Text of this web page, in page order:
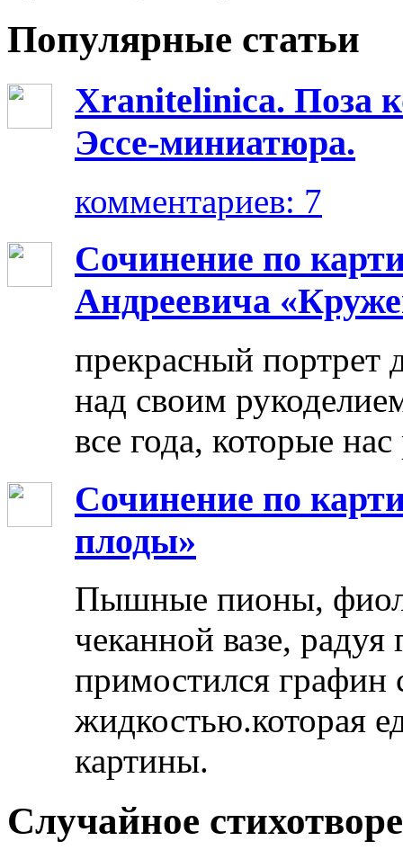
Популярные статьи
Xranitelinica. Поза
Эссе-миниатюра.
комментариев: 7
Сочинение по
Андреевича
прекрасный портрет
над своим
все года, которые
Сочинение по
плоды»
Пышные пионы,
чеканной вазе,
примостился графин
жидкостью.которая
картины.
Случайное